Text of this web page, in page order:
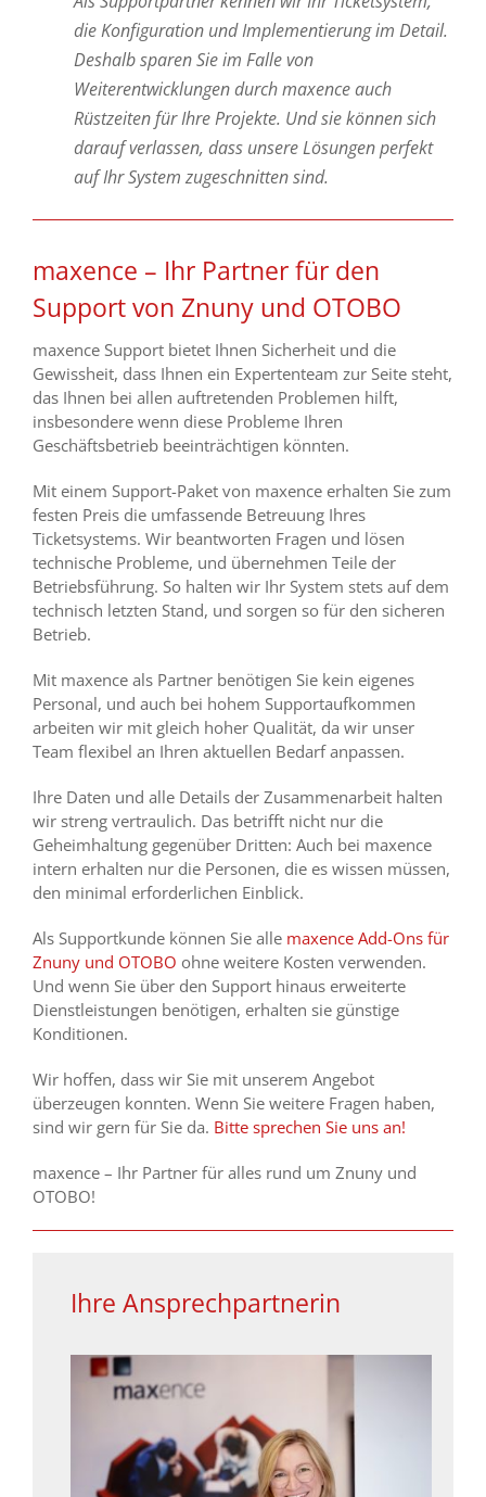
die Konfiguration und Implementierung im Detail.
Deshalb sparen Sie im Falle von
Weiterentwicklungen durch maxence auch
Rüstzeiten für Ihre Projekte. Und sie können sich
darauf verlassen, dass unsere Lösungen perfekt
auf Ihr System zugeschnitten sind.
maxence – Ihr Partner für den
Support von Znuny und OTOBO
maxence Support bietet Ihnen Sicherheit und die
Gewissheit, dass Ihnen ein Expertenteam zur Seite steht,
das Ihnen bei allen auftretenden Problemen hilft,
insbesondere wenn diese Probleme Ihren
Geschäftsbetrieb beeinträchtigen könnten.
Mit einem Support-Paket von maxence erhalten Sie zum
festen Preis die umfassende Betreuung Ihres
Ticketsystems. Wir beantworten Fragen und lösen
technische Probleme, und übernehmen Teile der
Betriebsführung. So halten wir Ihr System stets auf dem
technisch letzten Stand, und sorgen so für den sicheren
Betrieb.
Mit maxence als Partner benötigen Sie kein eigenes
Personal, und auch bei hohem Supportaufkommen
arbeiten wir mit gleich hoher Qualität, da wir unser
Team flexibel an Ihren aktuellen Bedarf anpassen.
Ihre Daten und alle Details der Zusammenarbeit halten
wir streng vertraulich. Das betrifft nicht nur die
Geheimhaltung gegenüber Dritten: Auch bei maxence
intern erhalten nur die Personen, die es wissen müssen,
den minimal erforderlichen Einblick.
Als Supportkunde können Sie alle maxence Add-Ons für
Znuny und OTOBO ohne weitere Kosten verwenden.
Und wenn Sie über den Support hinaus erweiterte
Dienstleistungen benötigen, erhalten sie günstige
Konditionen.
Wir hoffen, dass wir Sie mit unserem Angebot
überzeugen konnten. Wenn Sie weitere Fragen haben,
sind wir gern für Sie da. Bitte sprechen Sie uns an!
maxence – Ihr Partner für alles rund um Znuny und
OTOBO!
Ihre Ansprechpartnerin